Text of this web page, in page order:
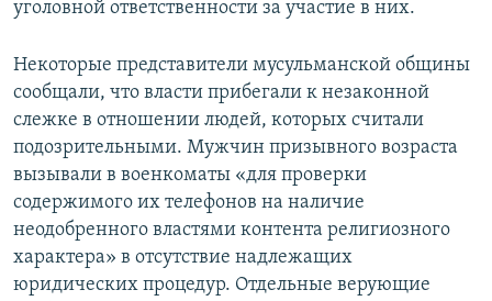
уголовной ответственности за участие в них.
Некоторые представители мусульманской общины
сообщали, что власти прибегали к незаконной
слежке в отношении людей, которых считали
подозрительными. Мужчин призывного возраста
вызывали в военкоматы «для проверки
содержимого их телефонов на наличие
неодобренного властями контента религиозного
характера» в отсутствие надлежащих
юридических процедур. Отдельные верующие